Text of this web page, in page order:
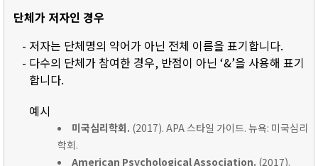
단체가 저자인 경우
- 저자는 단체명의 약어가 아닌 전체 이름을 표기합니다.
- 다수의 단체가 참여한 경우, 반점이 아닌 ‘&’을 사용해 표기
합니다.
예시
미국심리학회. (2017). APA 스타일 가이드. 뉴욕: 미국심리
학회.
American Psychological Association. (2017).